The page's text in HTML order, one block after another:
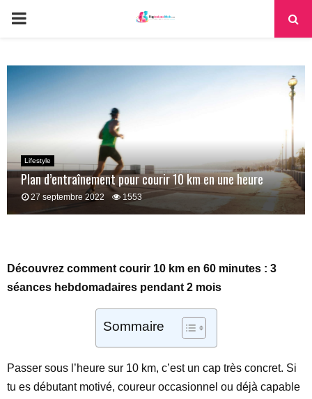
PRIMARY
Lifestyle
Plan d’entraînement pour courir 10 km en une heure
27 septembre 2022 1553
Découvrez comment courir 10 km en 60 minutes : 3
séances hebdomadaires pendant 2 mois
Sommaire
Passer sous l’heure sur 10 km, c’est un cap très concret. Si
tu es débutant motivé, coureur occasionnel ou déjà capable